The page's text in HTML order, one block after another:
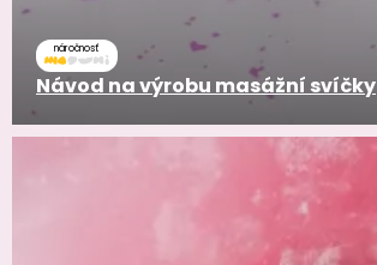
náročnosť
Návod na výrobu masážní svíčky